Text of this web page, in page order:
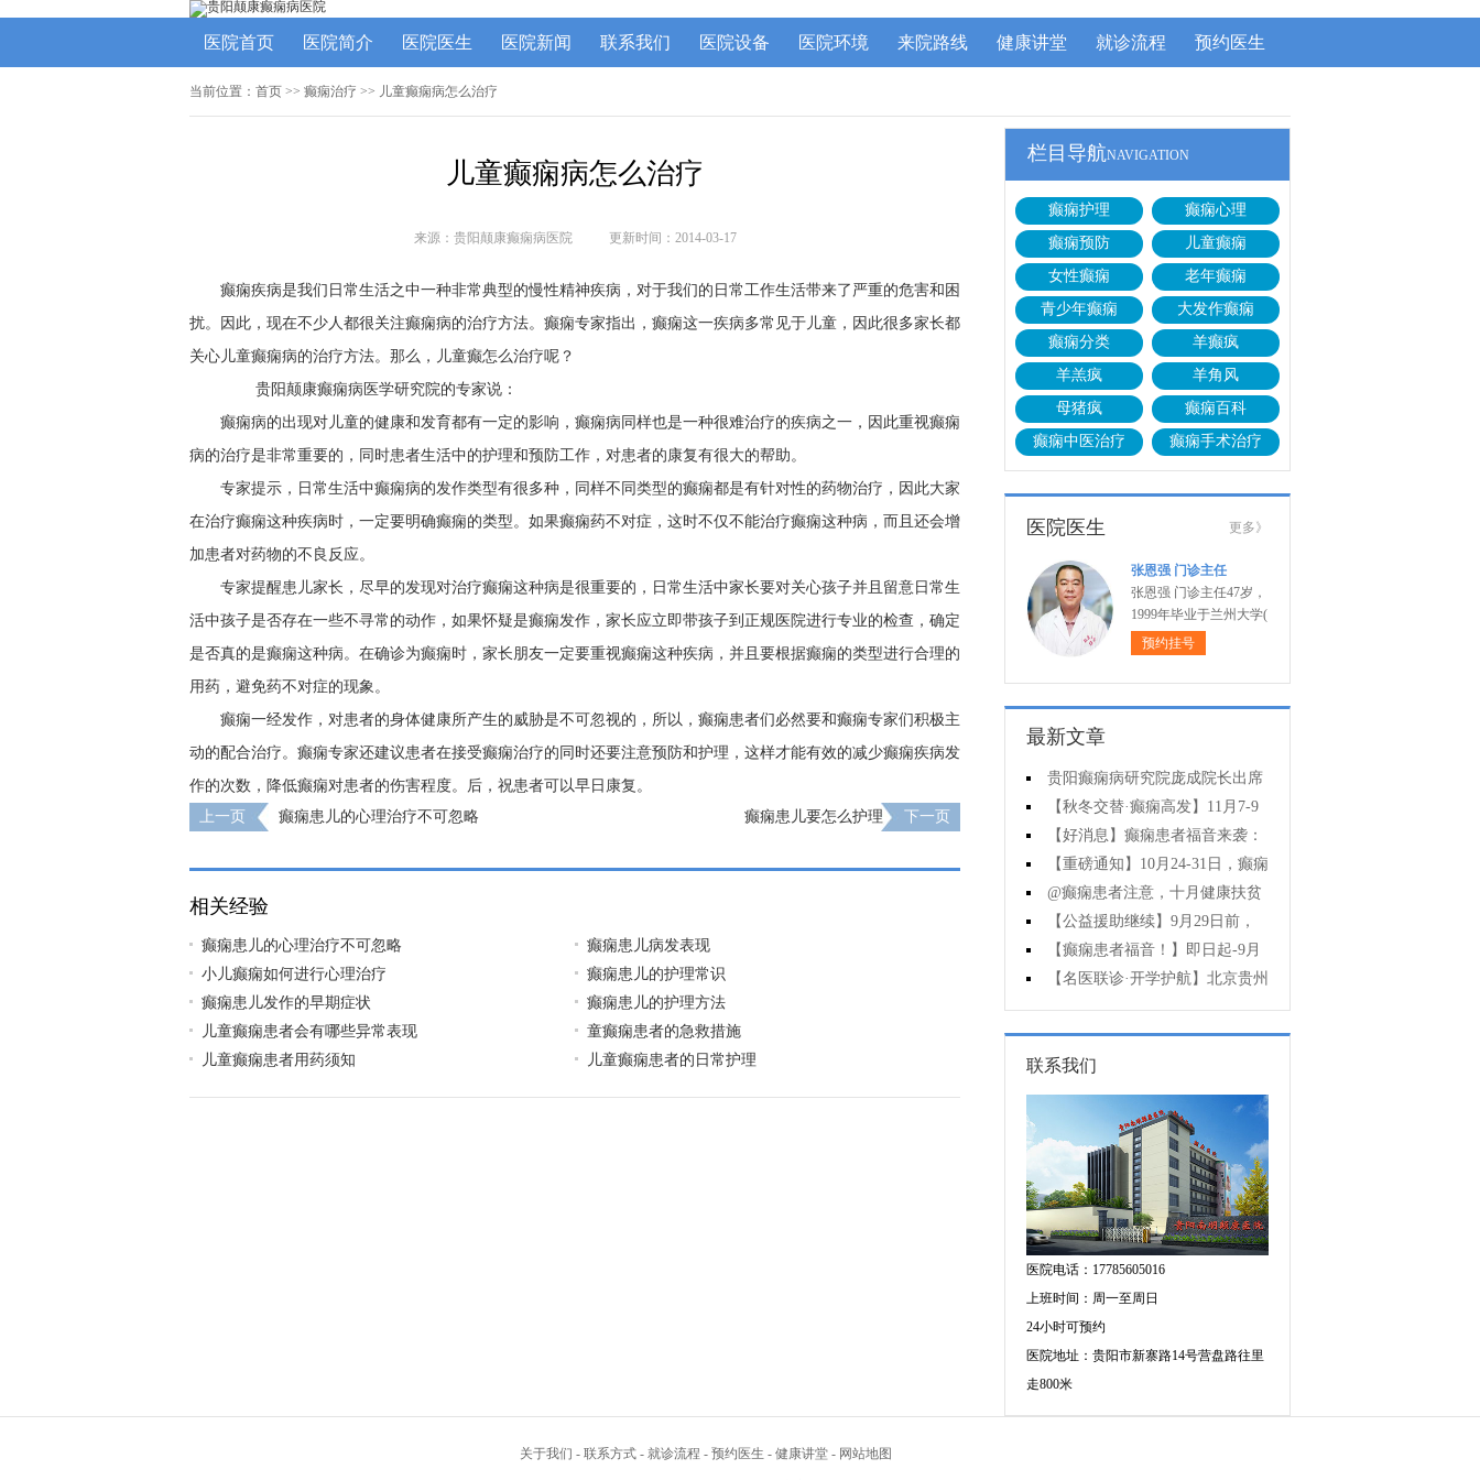
医院首页 医院简介 医院医生 医院新闻 联系我们 医院设备 医院环境 来院路线 健康讲堂 就诊流程 预约医生
当前位置： 首页 >> 癫痫治疗 >> 儿童癫痫病怎么治疗
儿童癫痫病怎么治疗
来源：贵阳颠康癫痫病医院 更新时间：2014-03-17
癫痫疾病是我们日常生活之中一种非常典型的慢性精神疾病，对于我们的日常工作生活带来了严重的危害和困
扰。因此，现在不少人都很关注癫痫病的治疗方法。癫痫专家指出，癫痫这一疾病多常见于儿童，因此很多家长都
关心儿童癫痫病的治疗方法。那么，儿童癫怎么治疗呢？
贵阳颠康癫痫病医学研究院的专家说：
癫痫病的出现对儿童的健康和发育都有一定的影响，癫痫病同样也是一种很难治疗的疾病之一，因此重视癫痫
病的治疗是非常重要的，同时患者生活中的护理和预防工作，对患者的康复有很大的帮助。
专家提示，日常生活中癫痫病的发作类型有很多种，同样不同类型的癫痫都是有针对性的药物治疗，因此大家
在治疗癫痫这种疾病时，一定要明确癫痫的类型。如果癫痫药不对症，这时不仅不能治疗癫痫这种病，而且还会增
加患者对药物的不良反应。
专家提醒患儿家长，尽早的发现对治疗癫痫这种病是很重要的，日常生活中家长要对关心孩子并且留意日常生
活中孩子是否存在一些不寻常的动作，如果怀疑是癫痫发作，家长应立即带孩子到正规医院进行专业的检查，确定
是否真的是癫痫这种病。在确诊为癫痫时，家长朋友一定要重视癫痫这种疾病，并且要根据癫痫的类型进行合理的
用药，避免药不对症的现象。
癫痫一经发作，对患者的身体健康所产生的威胁是不可忽视的，所以，癫痫患者们必然要和癫痫专家们积极主
动的配合治疗。癫痫专家还建议患者在接受癫痫治疗的同时还要注意预防和护理，这样才能有效的减少癫痫疾病发
作的次数，降低癫痫对患者的伤害程度。后，祝患者可以早日康复。
上一页
癫痫患儿的心理治疗不可忽略 癫痫患儿要怎么护理 下一页
相关经验
癫痫患儿的心理治疗不可忽略
癫痫患儿病发表现
小儿癫痫如何进行心理治疗
癫痫患儿的护理常识
癫痫患儿发作的早期症状
癫痫患儿的护理方法
儿童癫痫患者会有哪些异常表现
童癫痫患者的急救措施
儿童癫痫患者用药须知
儿童癫痫患者的日常护理
栏目导航NAVIGATION
癫痫护理
癫痫心理
癫痫预防
儿童癫痫
女性癫痫
老年癫痫
青少年癫痫
大发作癫痫
癫痫分类
羊癫疯
羊羔疯
羊角风
母猪疯
癫痫百科
癫痫中医治疗
癫痫手术治疗
医院医生 更多》
张恩强 门诊主任
张恩强 门诊主任47岁，
1999年毕业于兰州大学(
预约挂号
最新文章
贵阳癫痫病研究院庞成院长出席
第十一届CAAE国际癫痫论坛暨协会
成立20周年庆典
【秋冬交替·癫痫高发】11月7-9
日，超难约的北京三甲名医，携手
贵州专家团共抗癫痫，速约！
【好消息】癫痫患者福音来袭：
万元救助+半价专项检查+京黔专家
免费亲诊，符合条件者速申请！
【重磅通知】10月24-31日，癫痫
病专项检查全额救助+京黔名医免费
亲诊+高达万元补贴，名额有限，速
@癫痫患者注意，十月健康扶贫
救助计划开启，专家免费亲诊+高达
万元治疗救助，速抢名额！
【公益援助继续】9月29日前，
癫痫名医免费亲诊+检查治疗大额援
助持续发放，速约！
【癫痫患者福音！】即日起-9月
15日，专项检查免费+北京三甲知名
专家空降贵阳亲诊，勿错过！
【名医联诊·开学护航】北京贵州
三甲癫痫名医公益亲诊+检查治疗大
额援助，速约！
联系我们
医院电话：17785605016
上班时间：周一至周日
24小时可预约
医院地址：贵阳市新寨路14号营盘路往里
走800米
关于我们 - 联系方式 - 就诊流程 - 预约医生 - 健康讲堂 - 网站地图